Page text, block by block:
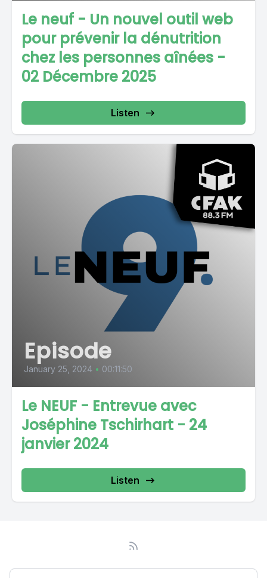
Le neuf - Un nouvel outil web
pour prévenir la dénutrition
chez les personnes aînées -
02 Décembre 2025
Listen
Episode
January 25, 2024 • 00:11:50
Le NEUF - Entrevue avec
Joséphine Tschirhart - 24
janvier 2024
Listen